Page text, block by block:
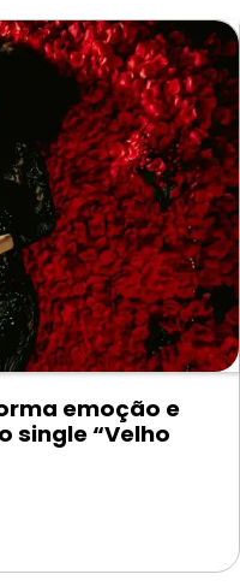
emoção e
single “Velho